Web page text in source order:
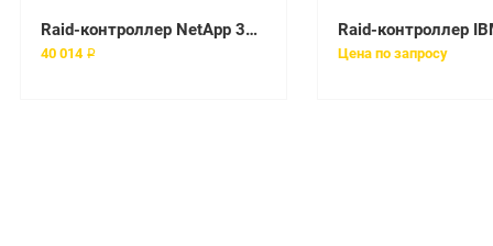
Raid-контроллер NetApp 3Gb SAS Controller IOM3 X5712A-R6 [111-00485]
40 014 ₽ Цена по запросу